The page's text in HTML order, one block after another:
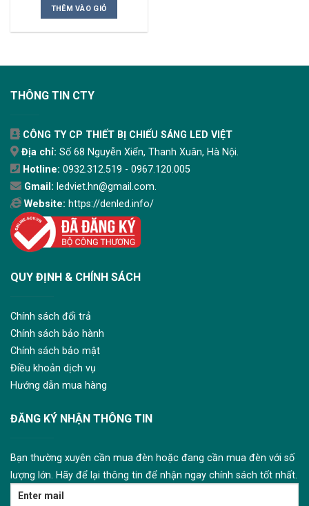
THÊM VÀO GIỎ
THÔNG TIN CTY
CÔNG TY CP THIẾT BỊ CHIẾU SÁNG LED VIỆT
Địa chỉ: Số 68 Nguyễn Xiển, Thanh Xuân, Hà Nội.
Hotline: 0932.312.519 - 0967.120.005
Gmail: ledviet.hn@gmail.com.
Website: https://denled.info/
QUY ĐỊNH & CHÍNH SÁCH
Chính sách đổi trả
Chính sách bảo hành
Chính sách bảo mật
Điều khoản dịch vụ
Hướng dẫn mua hàng
ĐĂNG KÝ NHẬN THÔNG TIN
Bạn thường xuyên cần mua đèn hoặc đang cần mua đèn với số
lượng lớn. Hãy để lại thông tin để nhận ngay chính sách tốt nhất.